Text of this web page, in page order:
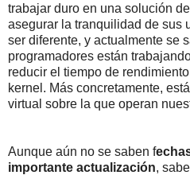
trabajar duro en una solución
asegurar la tranquilidad de sus
ser diferente, y actualmente se
programadores están
reducir el tiempo de
kernel. Más concretamente,
virtual sobre la que operan
Aunque aún no se saben f
importante actualización,